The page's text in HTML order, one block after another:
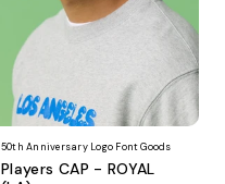
50th Anniversary Logo Font Goods
Players CAP - ROYAL